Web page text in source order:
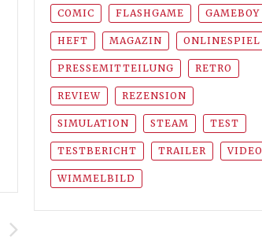
COMIC FLASHGAME GAMEBOY
HEFT MAGAZIN ONLINESPIEL
PRESSEMITTEILUNG RETRO
REVIEW REZENSION
SIMULATION STEAM TEST
TESTBERICHT TRAILER VIDEO
WIMMELBILD